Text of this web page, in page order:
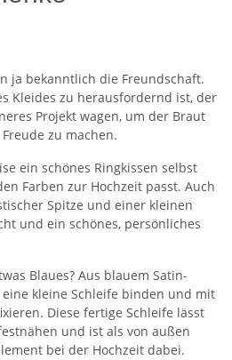
ja bekanntlich die Freundschaft.
Kleides zu herausfordernd ist, der
Projekt wagen, um der Braut
zu machen.
ein schönes Ringkissen selbst
Farben zur Hochzeit passt. Auch
Spitze und einer kleinen
und ein schönes, persönliches
Blaues? Aus blauem Satin-
kleine Schleife binden und mit
Diese fertige Schleife lässt
und ist als von außen
bei der Hochzeit dabei.